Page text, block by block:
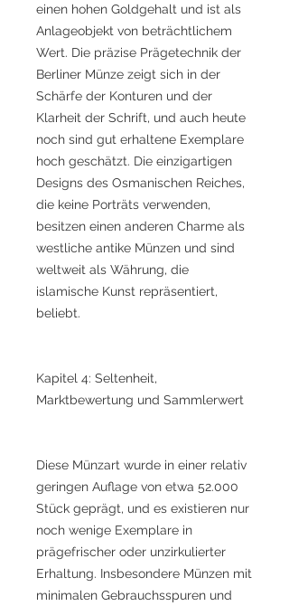
einen hohen Goldgehalt und ist als
Anlageobjekt von beträchtlichem
Wert. Die präzise Prägetechnik der
Berliner Münze zeigt sich in der
Schärfe der Konturen und der
Klarheit der Schrift, und auch heute
noch sind gut erhaltene Exemplare
hoch geschätzt. Die einzigartigen
Designs des Osmanischen Reiches,
die keine Porträts verwenden,
besitzen einen anderen Charme als
westliche antike Münzen und sind
weltweit als Währung, die
islamische Kunst repräsentiert,
beliebt.
Kapitel 4: Seltenheit,
Marktbewertung und Sammlerwert
Diese Münzart wurde in einer relativ
geringen Auflage von etwa 52.000
Stück geprägt, und es existieren nur
noch wenige Exemplare in
prägefrischer oder unzirkulierter
Erhaltung. Insbesondere Münzen mit
minimalen Gebrauchsspuren und